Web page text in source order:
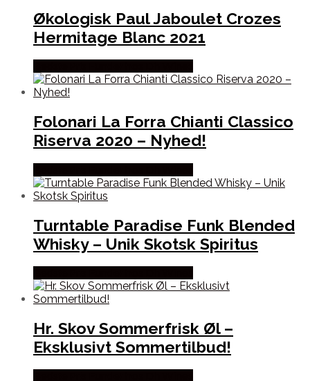
Økologisk Paul Jaboulet Crozes
Hermitage Blanc 2021
Folonari La Forra Chianti Classico
Riserva 2020 – Nyhed!
Turntable Paradise Funk Blended
Whisky – Unik Skotsk Spiritus
Hr. Skov Sommerfrisk Øl –
Eksklusivt Sommertilbud!